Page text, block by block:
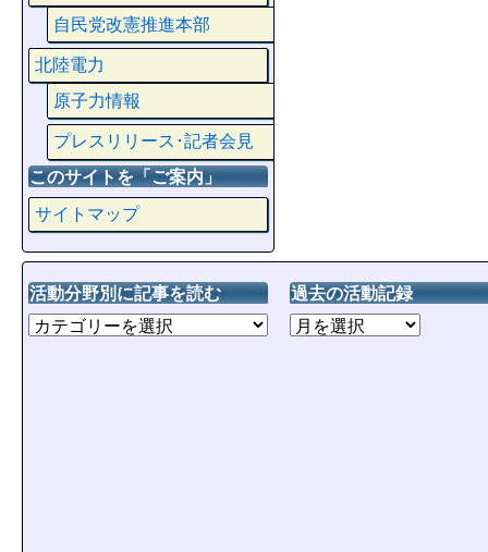
自民党改憲推進本部
北陸電力
原子力情報
プレスリリース･記者会見
このサイトを「ご案内」
サイトマップ
活動分野別に記事を読む 過去の活動記録